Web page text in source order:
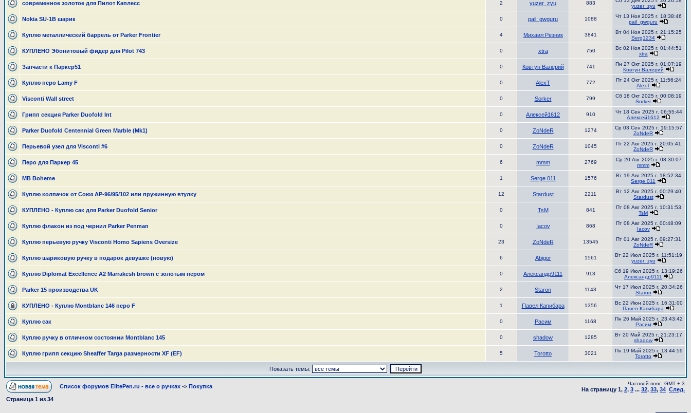
современное золотое для Пилот Каплесс 2 yuzer_zyu 883
yuzer_zyu
Nokia SU-1B шарик 0 pail_gwguru 1088
Чт 13 Ноя 2025 г. 18:38:46
pail_gwguru
Куплю металлический баррель от Parker Frontier 4 Михаил Резник 3841
Вт 04 Ноя 2025 г. 21:15:25
Serg1234
КУПЛЕНО Эбонитовый фидер для Pilot 743 0 xtra 750
Вс 02 Ноя 2025 г. 01:44:51
xtra
Запчасти к Паркер51 0 Ковтун Валерий 741
Пн 27 Окт 2025 г. 01:07:19
Ковтун Валерий
Куплю перо Lamy F 0 AlexT 772
Пт 24 Окт 2025 г. 11:56:24
AlexT
Visconti Wall street 0 Sorker 799
Сб 18 Окт 2025 г. 00:08:19
Sorker
Грипп секция Parker Duofold Int 0 Алексей1612 910
Чт 18 Сен 2025 г. 06:55:44
Алексей1612
Parker Duofold Centennial Green Marble (Mk1) 0 ZoNdeR 1274
Ср 03 Сен 2025 г. 19:15:57
ZoNdeR
Перьевой узел для Visconti #6 0 ZoNdeR 1045
Пт 22 Авг 2025 г. 20:05:41
ZoNdeR
Перо для Паркер 45 6 mmm 2769
Ср 20 Авг 2025 г. 08:30:07
mmm
MB Boheme 1 Serge 011 1576
Вт 19 Авг 2025 г. 18:52:34
Serge 011
Куплю колпачок от Союз АР-96/95/102 или пружинную втулку 12 Stardust 2211
Вт 12 Авг 2025 г. 00:29:40
Stardust
КУПЛЕНО - Куплю сак для Parker Duofold Senior 0 TsM 841
Пт 08 Авг 2025 г. 10:31:53
TsM
Куплю флакон из под чернил Parker Penman 0 Iacov 868
Пт 08 Авг 2025 г. 00:48:09
Iacov
Куплю перьевую ручку Visconti Homo Sapiens Oversize 23 ZoNdeR 13545
Пт 01 Авг 2025 г. 09:27:31
ZoNdeR
Куплю шариковую ручку в подарок девушке (новую) 6 Abigor 1561
Вт 22 Июл 2025 г. 11:51:19
yuzer_zyu
Куплю Diplomat Excellence A2 Marrakesh brown с золотым пером 0 Александр9111 913
Сб 19 Июл 2025 г. 13:19:26
Александр9111
Parker 15 производства UK 2 Staron 1143
Чт 17 Июл 2025 г. 20:34:26
Staron
КУПЛЕНО - Куплю Montblanc 146 перо F 1 Павел Капибара 1356
Вс 22 Июн 2025 г. 16:31:00
Павел Капибара
Куплю сак 0 Расим 1168
Пн 26 Май 2025 г. 23:43:42
Расим
Куплю ручку в отличном состоянии Montblanc 145 0 shadow 1285
Вт 20 Май 2025 г. 21:23:17
shadow
Куплю грипп секцию Sheaffer Targa размерности XF (EF) 5 Torotto 3021
Пн 19 Май 2025 г. 13:44:59
Torotto
Показать темы:
Список форумов ElitePen.ru - все о ручках -> Покупка Часовой пояс: GMT + 3
На страницу 1, 2, 3 ... 32, 33, 34 След.
Страница 1 из 34